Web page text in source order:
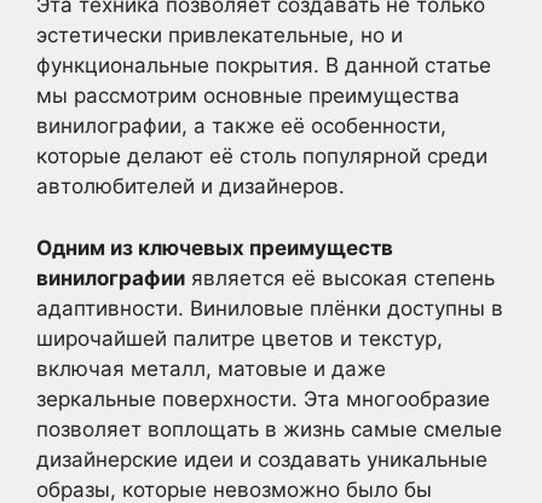
Эта техника позволяет создавать не только
эстетически привлекательные, но и
функциональные покрытия. В данной статье
мы рассмотрим основные преимущества
винилографии, а также её особенности,
которые делают её столь популярной среди
автолюбителей и дизайнеров.
Одним из ключевых преимуществ
винилографии является её высокая степень
адаптивности. Виниловые плёнки доступны в
широчайшей палитре цветов и текстур,
включая металл, матовые и даже
зеркальные поверхности. Эта многообразие
позволяет воплощать в жизнь самые смелые
дизайнерские идеи и создавать уникальные
образы, которые невозможно было бы